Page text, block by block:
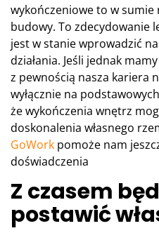
wykończeniowe to w sumie
budowy. To zdecydowanie
jest w stanie wprowadzić
działania. Jeśli jednak
z pewnością nasza kariera
wyłącznie na
że wykończenia wnętrz
doskonalenia własnego
GoWork pomoże nam
doświadczenia
Z czasem
postawić